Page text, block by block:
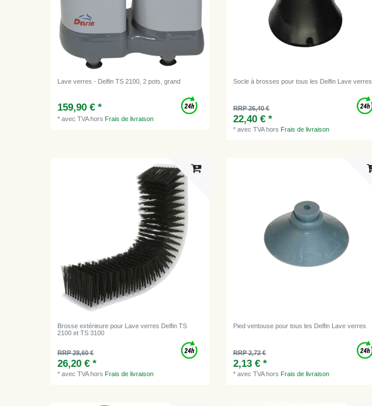
Lave verres - Delfin TS 2100, 2 pots, grand
159,90 € *
*avec TVAhorsFrais de livraison
Socle à brosses pour tous les Delfin Lave verres
RRP 26,40 €
22,40 € *
*avec TVAhorsFrais de livraison
Brosse extérieure pour Lave verres Delfin TS
2100 et TS 3100
RRP 28,60 €
26,20 € *
*avec TVAhorsFrais de livraison
Pied ventouse pour tous les Delfin Lave verres
RRP 2,72 €
2,13 € *
*avec TVAhorsFrais de livraison